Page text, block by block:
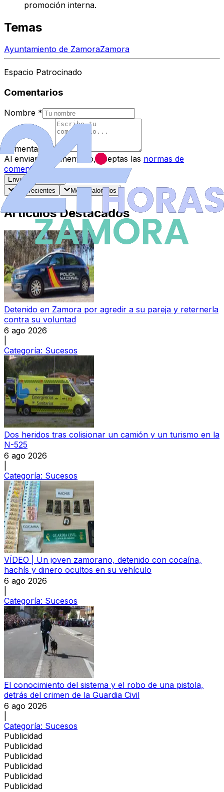
promoción interna.
Temas
Ayuntamiento de ZamoraZamora
Espacio Patrocinado
Comentarios
Nombre *
Comentario
*
Al enviar tu comentario, aceptas las normas de
comentarios
Enviar Comentario
Más recientes
Mejor valorados
Artículos Destacados
Detenido en Zamora por agredir a su pareja y reternerla
contra su voluntad
6 ago 2026
Categoría: Sucesos
Dos heridos tras colisionar un camión y un turismo en la
N-525
6 ago 2026
Categoría: Sucesos
VÍDEO | Un joven zamorano, detenido con cocaína,
hachís y dinero ocultos en su vehículo
6 ago 2026
Categoría: Sucesos
El conocimiento del sistema y el robo de una pistola,
detrás del crimen de la Guardia Civil
6 ago 2026
Categoría: Sucesos
Publicidad
Publicidad
Publicidad
Publicidad
Publicidad
Publicidad